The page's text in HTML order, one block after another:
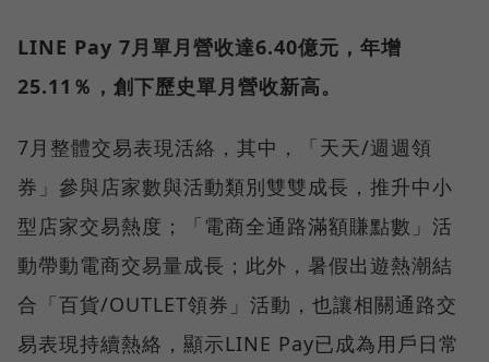
LINE Pay 7月單月營收達6.40億元，年增
25.11％，創下歷史單月營收新高。
7月整體交易表現活絡，其中，「天天/週週領
券」參與店家數與活動類別雙雙成長，推升中小
型店家交易熱度；「電商全通路滿額賺點數」活
動帶動電商交易量成長；此外，暑假出遊熱潮結
合「百貨/OUTLET領券」活動，也讓相關通路交
易表現持續熱絡，顯示LINE Pay已成為用戶日常